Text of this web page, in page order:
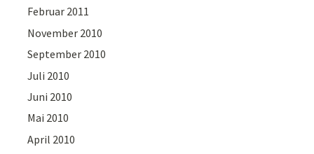
Februar 2011
November 2010
September 2010
Juli 2010
Juni 2010
Mai 2010
April 2010